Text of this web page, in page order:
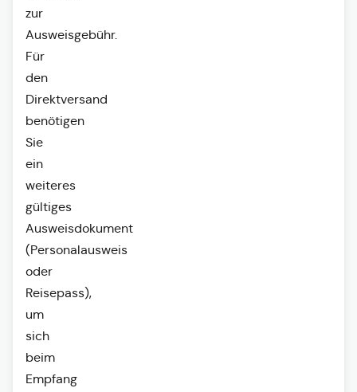
zur
Ausweisgebühr.
Für
den
Direktversand
benötigen
Sie
ein
weiteres
gültiges
Ausweisdokument
(Personalausweis
oder
Reisepass),
um
sich
beim
Empfang